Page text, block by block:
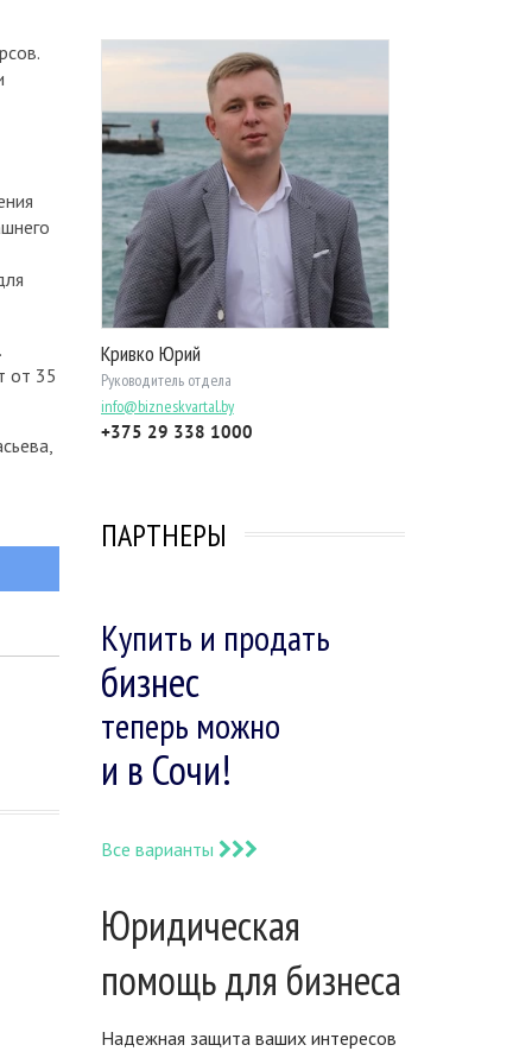
от 35
Кривко Юрий
Руководитель отдела
info@bizneskvartal.by
+375 29 338 1000
ПАРТНЕРЫ
Купить и продать
бизнес
теперь можно
и в Сочи!
Все варианты
Юридическая
помощь для бизнеса
Надежная защита ваших интересов